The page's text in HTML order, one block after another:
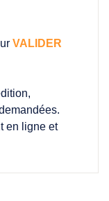
VALIDER
en ligne et